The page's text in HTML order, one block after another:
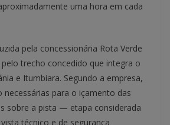
uma hora em cada
pela concessionária Rota Verde
trecho concedido que integra o
e Itumbiara. Segundo a empresa,
necessárias para o içamento das
sobre a pista — etapa considerada
técnico e de segurança